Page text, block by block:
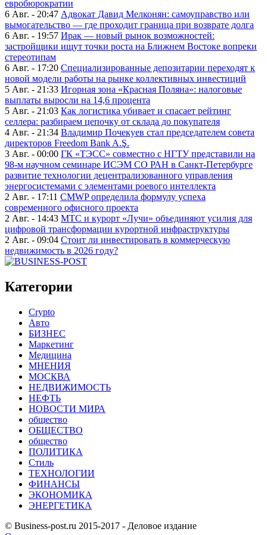
евробюрократии
6 Авг. - 20:47 Адвокат Давид Мелконян: самоуправство или
вымогательство — где проходит граница при возврате долга
6 Авг. - 19:57 Ирак — новый рынок возможностей:
застройщики ищут точки роста на Ближнем Востоке вопреки
стереотипам
6 Авг. - 17:20 Специализированные депозитарии переходят к
новой модели работы на рынке коллективных инвестиций
5 Авг. - 21:33 Игорная зона «Красная Поляна»: налоговые
выплаты выросли на 14,6 процента
5 Авг. - 21:03 Как логистика убивает и спасает рейтинг
селлера: разбираем цепочку от склада до покупателя
4 Авг. - 21:34 Владимир Почекуев стал председателем совета
директоров Freedom Bank A.Ş.
3 Авг. - 00:00 ГК «ТЭСС» совместно с НГТУ представили на
98-м научном семинаре ИСЭМ СО РАН в Санкт-Петербурге
развитие технологии децентрализованного управления
энергосистемами с элементами роевого интеллекта
2 Авг. - 17:11 CMWP определила формулу успеха
современного офисного проекта
2 Авг. - 14:43 МТС и курорт «Лучи» объединяют усилия для
цифровой трансформации курортной инфраструктуры
2 Авг. - 09:04 Стоит ли инвестировать в коммерческую
недвижимость в 2026 году?
Категории
Crypto
Авто
БИЗНЕС
Маркетинг
Медицина
МНЕНИЯ
МОСКВА
НЕДВИЖИМОСТЬ
НЕФТЬ
НОВОСТИ МИРА
общество
ОБЩЕСТВО
общество
ПОЛИТИКА
Стиль
ТЕХНОЛОГИИ
ФИНАНСЫ
ЭКОНОМИКА
ЭНЕРГЕТИКА
© Business-post.ru 2015-2017 - Деловое издание